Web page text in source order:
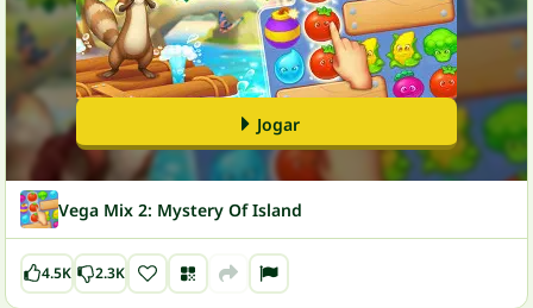
Jogar
Vega Mix 2: Mystery Of Island
4.5K 2.3K